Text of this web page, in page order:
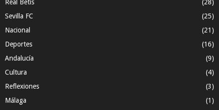
Real Betis
(28)
Sevilla FC
(25)
Nacional
(21)
Deportes
(16)
Andalucía
(9)
Cultura
(4)
Reflexiones
(3)
Málaga
(1)